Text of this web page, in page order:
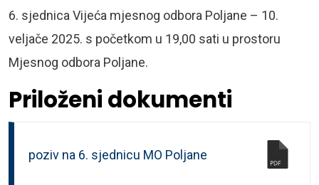
6. sjednica Vijeća mjesnog odbora Poljane – 10.
veljače 2025. s početkom u 19,00 sati u prostoru
Mjesnog odbora Poljane.
Priloženi dokumenti
poziv na 6. sjednicu MO Poljane